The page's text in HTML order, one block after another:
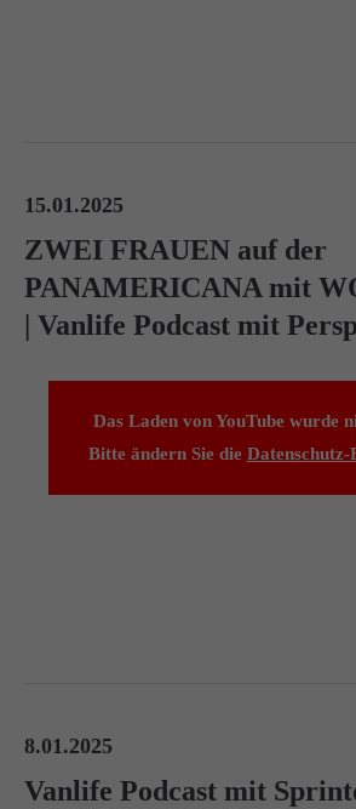
15.01.2025
ZWEI FRAUEN auf der
PANAMERICANA mit
| Vanlife Podcast mit
Das Laden von YouTube wurde
Bitte ändern Sie die Datenschutz-
8.01.2025
Vanlife Podcast mit